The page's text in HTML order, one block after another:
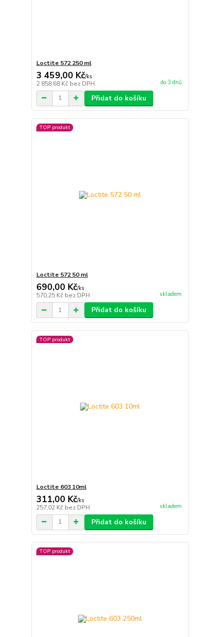
Loctite 572 250 ml
3 459,00 Kč/ks
2 858,68 Kč bez DPH do 3 dnů
Přidat do košíku
TOP produkt
Loctite 572 50 ml
690,00 Kč/ks
570,25 Kč bez DPH skladem
Přidat do košíku
TOP produkt
Loctite 603 10ml
311,00 Kč/ks
257,02 Kč bez DPH skladem
Přidat do košíku
TOP produkt